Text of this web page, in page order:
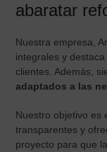
abaratar
Nuestra empresa,
integrales y
clientes. Además,
adaptados a las
Nuestro objetivo es
transparentes y
proyecto para que